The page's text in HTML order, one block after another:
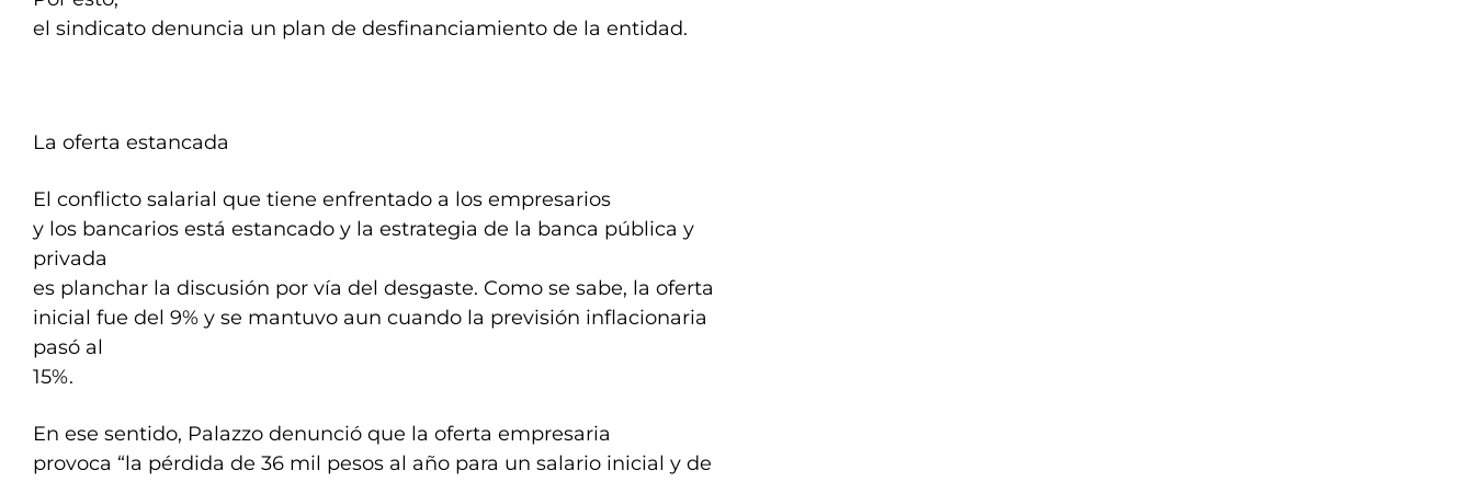
el sindicato denuncia un plan de desfinanciamiento de la entidad.
La oferta estancada
El conflicto salarial que tiene enfrentado a los empresarios
y los bancarios está estancado y la estrategia de la banca pública y
privada
es planchar la discusión por vía del desgaste. Como se sabe, la oferta
inicial fue del 9% y se mantuvo aun cuando la previsión inflacionaria
pasó al
15%.
En ese sentido, Palazzo denunció que la oferta empresaria
provoca “la pérdida de 36 mil pesos al año para un salario inicial y de